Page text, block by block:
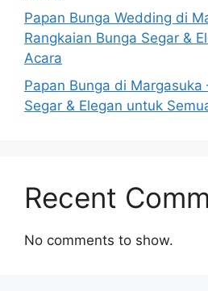
Papan Bunga Wedding di
Rangkaian Bunga Segar &
Acara
Papan Bunga di Margasuka
Segar & Elegan untuk
Recent
No comments to show.